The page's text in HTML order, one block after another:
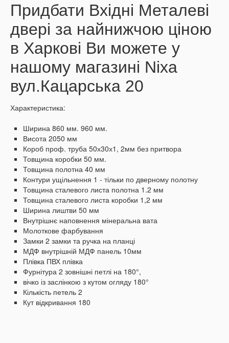
Придбати Вхідні Металеві
двері за найнижчою ціною
в Харкові Ви можете у
нашому магазині Nixa
вул.Кацарська 20
Характеристика:
Ширина 860 мм. 960 мм.
Висота 2050 мм
Короб проф. труба 50х30х1, 2мм без притвора
Товщина коробки 50 мм.
Товщина полотна 40 мм
Контури ущільнення 1 - тільки по дверному полотну
Товщина сталевого листа полотна 1.2 мм
Товщина сталевого листа коробки 1,2 мм
Ширина лиштви 50 мм
Внутрішнє наповнення мінеральна вата
Молоткове фарбування
Замки 2 замки та ручка на планці
МДФ внутрішній МДФ панель 10мм
Плівка ПВХ плівка
Фурнітура 2 зовнішні петлі на 180°,
вічко із заслінкою з кутом огляду 180°
Кількість петель 2
Кут відкривання 180